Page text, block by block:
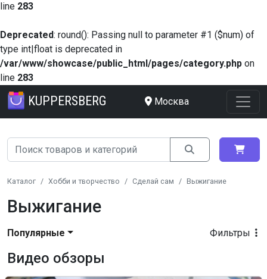
line 283
Deprecated: round(): Passing null to parameter #1 ($num) of
type int|float is deprecated in
/var/www/showcase/public_html/pages/category.php on
line 283
KUPPERSBERG Москва
Каталог Хобби и творчество Сделай сам Выжигание
Выжигание
Фильтры
Популярные
Видео обзоры